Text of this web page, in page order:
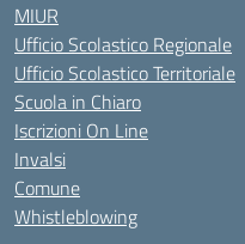
MIUR
Ufficio Scolastico Regionale
Ufficio Scolastico Territoriale
Scuola in Chiaro
Iscrizioni On Line
Invalsi
Comune
Whistleblowing